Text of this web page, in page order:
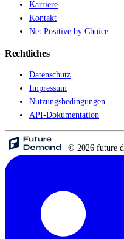
Karriere
Kontakt
Net Positive by Choice
Rechtliches
Datenschutz
Impressum
Nutzungsbedingungen
API-Dokumentation
© 2026 future